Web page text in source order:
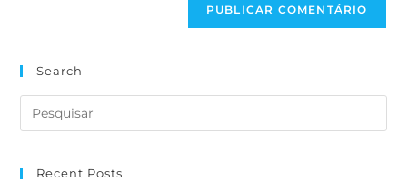
Search
Recent Posts